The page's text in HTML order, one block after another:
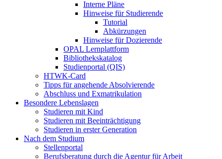
Interne Pläne
Hinweise für Studierende
Tutorial
Abkürzungen
Hinweise für Dozierende
OPAL Lernplattform
Bibliothekskatalog
Studienportal (QIS)
HTWK-Card
Tipps für angehende Absolvierende
Abschluss und Exmatrikulation
Besondere Lebenslagen
Studieren mit Kind
Studieren mit Beeinträchtigung
Studieren in erster Generation
Nach dem Studium
Stellenportal
Berufsberatung durch die Agentur für Arbeit